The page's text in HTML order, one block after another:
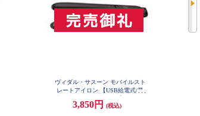
ヴィダル・サスーン モバイルスト
レートアイロン 【USB給電式/最
0KJ
3,850円 (税込)